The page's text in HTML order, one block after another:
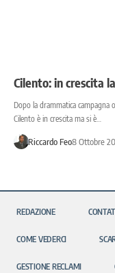
Cilento: in crescita
Dopo la drammatica campagna
Cilento è in crescita ma si è…
Riccardo Feo8 Ottobre
REDAZIONE
COME VEDERCI
GESTIONE RECLAMI